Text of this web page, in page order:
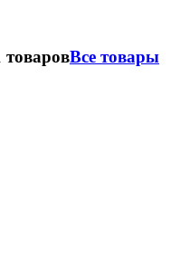
товаровВсе товары